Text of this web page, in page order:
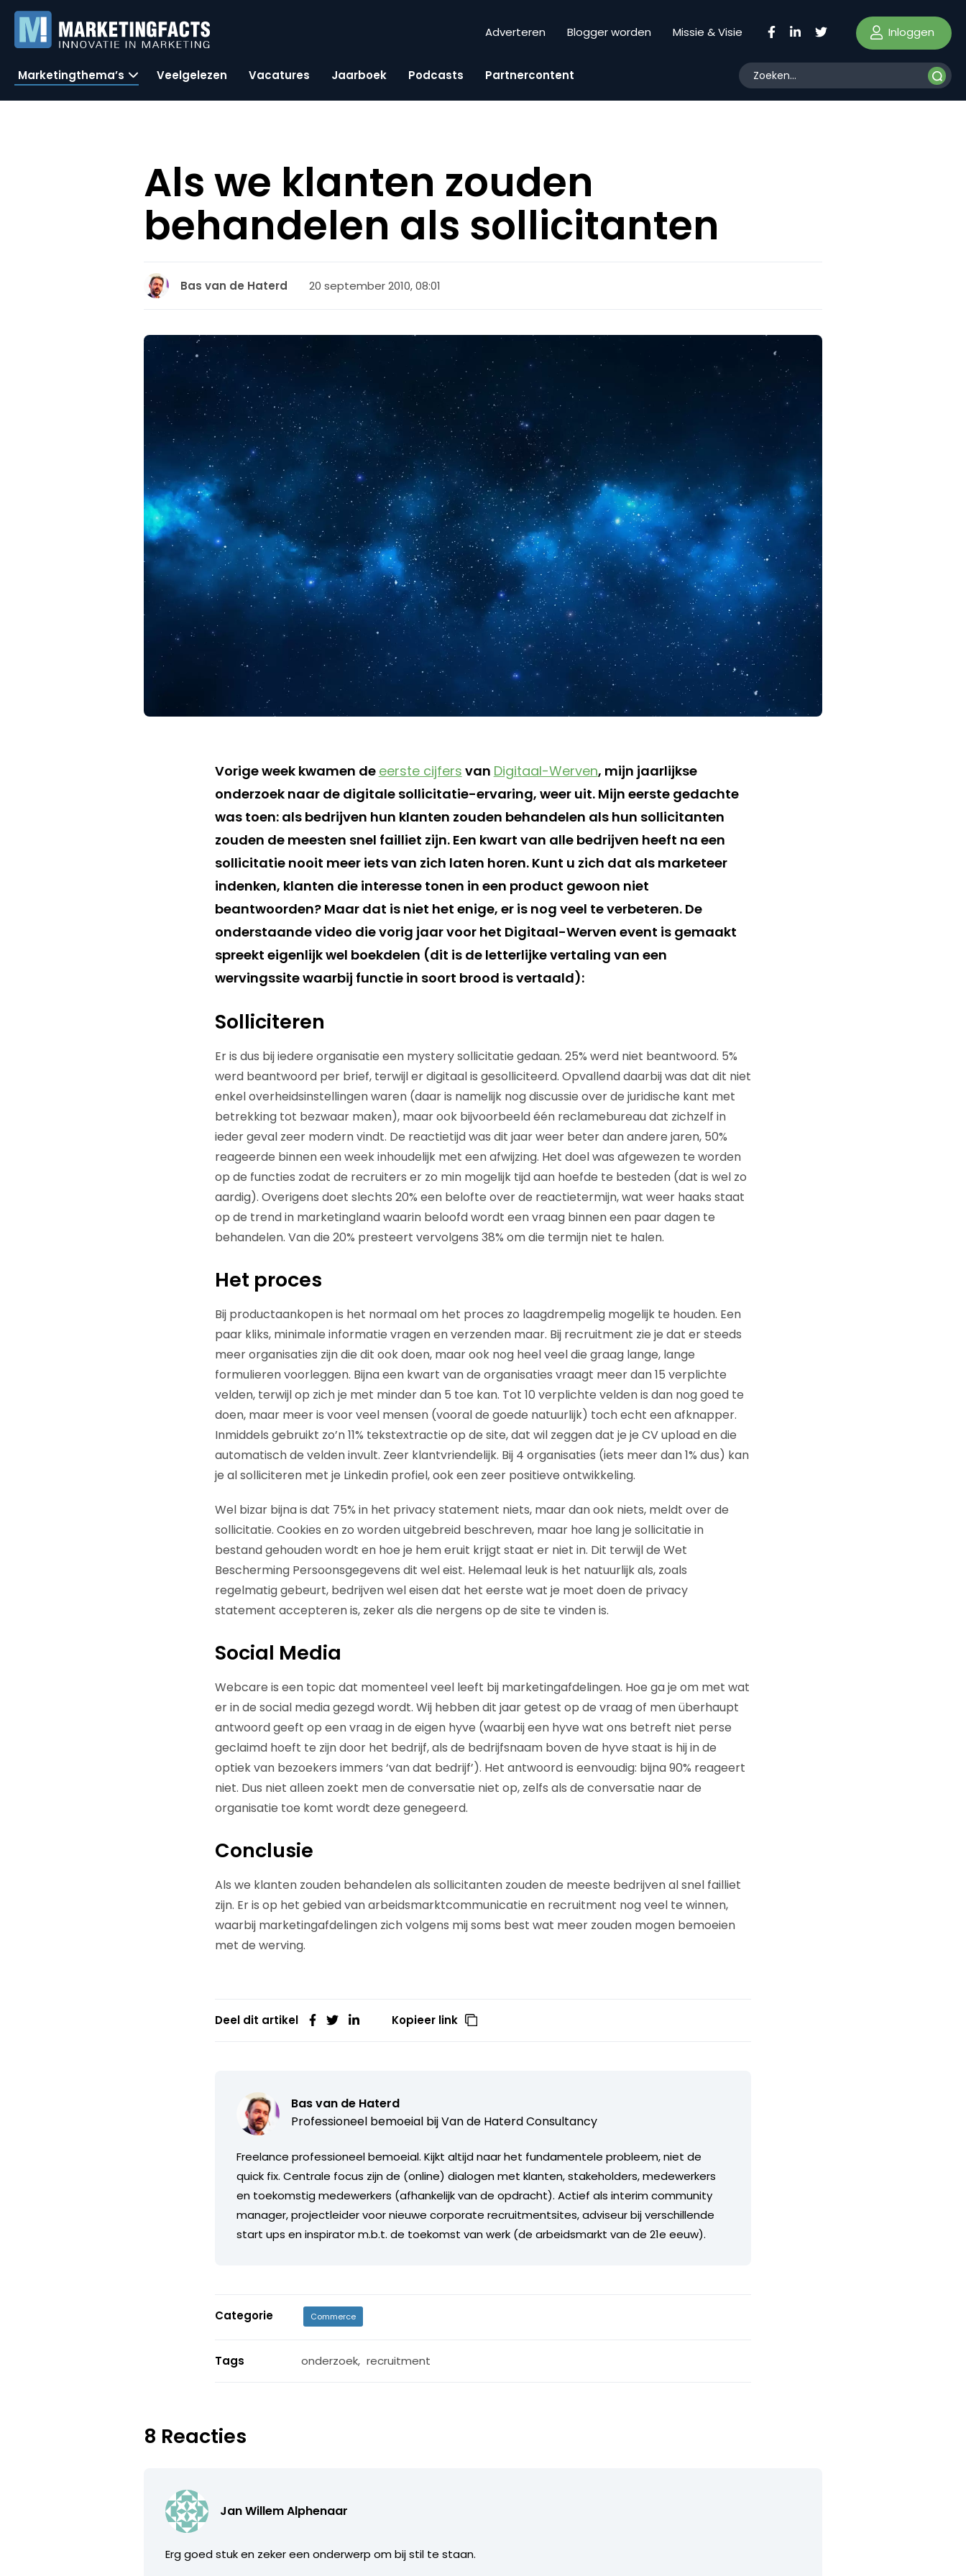
Adverteren Blogger worden Missie & Visie Inloggen
Marketingthema’s Veelgelezen Vacatures Jaarboek Podcasts Partnercontent
Als we klanten zouden
behandelen als sollicitanten
Bas van de Haterd 20 september 2010, 08:01
Vorige week kwamen de eerste cijfers van Digitaal-Werven, mijn jaarlijkse
onderzoek naar de digitale sollicitatie-ervaring, weer uit. Mijn eerste gedachte
was toen: als bedrijven hun klanten zouden behandelen als hun sollicitanten
zouden de meesten snel failliet zijn. Een kwart van alle bedrijven heeft na een
sollicitatie nooit meer iets van zich laten horen. Kunt u zich dat als marketeer
indenken, klanten die interesse tonen in een product gewoon niet
beantwoorden? Maar dat is niet het enige, er is nog veel te verbeteren. De
onderstaande video die vorig jaar voor het Digitaal-Werven event is gemaakt
spreekt eigenlijk wel boekdelen (dit is de letterlijke vertaling van een
wervingssite waarbij functie in soort brood is vertaald):
Solliciteren
Er is dus bij iedere organisatie een mystery sollicitatie gedaan. 25% werd niet beantwoord. 5%
werd beantwoord per brief, terwijl er digitaal is gesolliciteerd. Opvallend daarbij was dat dit niet
enkel overheidsinstellingen waren (daar is namelijk nog discussie over de juridische kant met
betrekking tot bezwaar maken), maar ook bijvoorbeeld één reclamebureau dat zichzelf in
ieder geval zeer modern vindt. De reactietijd was dit jaar weer beter dan andere jaren, 50%
reageerde binnen een week inhoudelijk met een afwijzing. Het doel was afgewezen te worden
op de functies zodat de recruiters er zo min mogelijk tijd aan hoefde te besteden (dat is wel zo
aardig). Overigens doet slechts 20% een belofte over de reactietermijn, wat weer haaks staat
op de trend in marketingland waarin beloofd wordt een vraag binnen een paar dagen te
behandelen. Van die 20% presteert vervolgens 38% om die termijn niet te halen.
Het proces
Bij productaankopen is het normaal om het proces zo laagdrempelig mogelijk te houden. Een
paar kliks, minimale informatie vragen en verzenden maar. Bij recruitment zie je dat er steeds
meer organisaties zijn die dit ook doen, maar ook nog heel veel die graag lange, lange
formulieren voorleggen. Bijna een kwart van de organisaties vraagt meer dan 15 verplichte
velden, terwijl op zich je met minder dan 5 toe kan. Tot 10 verplichte velden is dan nog goed te
doen, maar meer is voor veel mensen (vooral de goede natuurlijk) toch echt een afknapper.
Inmiddels gebruikt zo’n 11% tekstextractie op de site, dat wil zeggen dat je je CV upload en die
automatisch de velden invult. Zeer klantvriendelijk. Bij 4 organisaties (iets meer dan 1% dus) kan
je al solliciteren met je Linkedin profiel, ook een zeer positieve ontwikkeling.
Wel bizar bijna is dat 75% in het privacy statement niets, maar dan ook niets, meldt over de
sollicitatie. Cookies en zo worden uitgebreid beschreven, maar hoe lang je sollicitatie in
bestand gehouden wordt en hoe je hem eruit krijgt staat er niet in. Dit terwijl de Wet
Bescherming Persoonsgegevens dit wel eist. Helemaal leuk is het natuurlijk als, zoals
regelmatig gebeurt, bedrijven wel eisen dat het eerste wat je moet doen de privacy
statement accepteren is, zeker als die nergens op de site te vinden is.
Social Media
Webcare is een topic dat momenteel veel leeft bij marketingafdelingen. Hoe ga je om met wat
er in de social media gezegd wordt. Wij hebben dit jaar getest op de vraag of men überhaupt
antwoord geeft op een vraag in de eigen hyve (waarbij een hyve wat ons betreft niet perse
geclaimd hoeft te zijn door het bedrijf, als de bedrijfsnaam boven de hyve staat is hij in de
optiek van bezoekers immers ‘van dat bedrijf’). Het antwoord is eenvoudig: bijna 90% reageert
niet. Dus niet alleen zoekt men de conversatie niet op, zelfs als de conversatie naar de
organisatie toe komt wordt deze genegeerd.
Conclusie
Als we klanten zouden behandelen als sollicitanten zouden de meeste bedrijven al snel failliet
zijn. Er is op het gebied van arbeidsmarktcommunicatie en recruitment nog veel te winnen,
waarbij marketingafdelingen zich volgens mij soms best wat meer zouden mogen bemoeien
met de werving.
Deel dit artikel Kopieer link
Bas van de Haterd
Professioneel bemoeial bijVan de Haterd Consultancy
Freelance professioneel bemoeial. Kijkt altijd naar het fundamentele probleem, niet de
quick fix. Centrale focus zijn de (online) dialogen met klanten, stakeholders, medewerkers
en toekomstig medewerkers (afhankelijk van de opdracht). Actief als interim community
manager, projectleider voor nieuwe corporate recruitmentsites, adviseur bij verschillende
start ups en inspirator m.b.t. de toekomst van werk (de arbeidsmarkt van de 21e eeuw).
Categorie Commerce
Tags onderzoek, recruitment
8 Reacties
Jan Willem Alphenaar
Erg goed stuk en zeker een onderwerp om bij stil te staan.